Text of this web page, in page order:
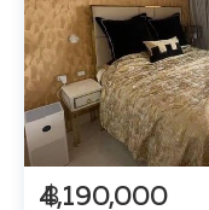
฿ 4,190,000